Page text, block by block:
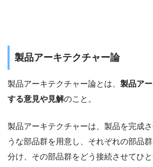
製品アーキテクチャー論
製品アーキテクチャー論とは、 製品ア
する意見や見解のこと。
製品アーキテクチャーは、製品を完成
うな部品群を用意し、それぞれの部品
分け、その部品群をどう接続させてひ